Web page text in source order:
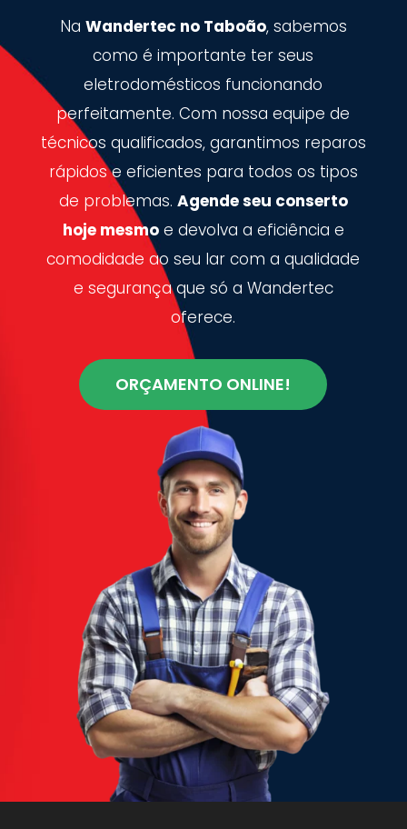
Na Wandertec no Taboão, sabemos
como é importante ter seus
eletrodomésticos funcionando
perfeitamente. Com nossa equipe de
técnicos qualificados, garantimos reparos
rápidos e eficientes para todos os tipos
de problemas. Agende seu conserto
hoje mesmoe devolva a eficiência e
comodidade ao seu lar com a qualidade
e segurança que só a Wandertec
oferece.
ORÇAMENTO ONLINE!